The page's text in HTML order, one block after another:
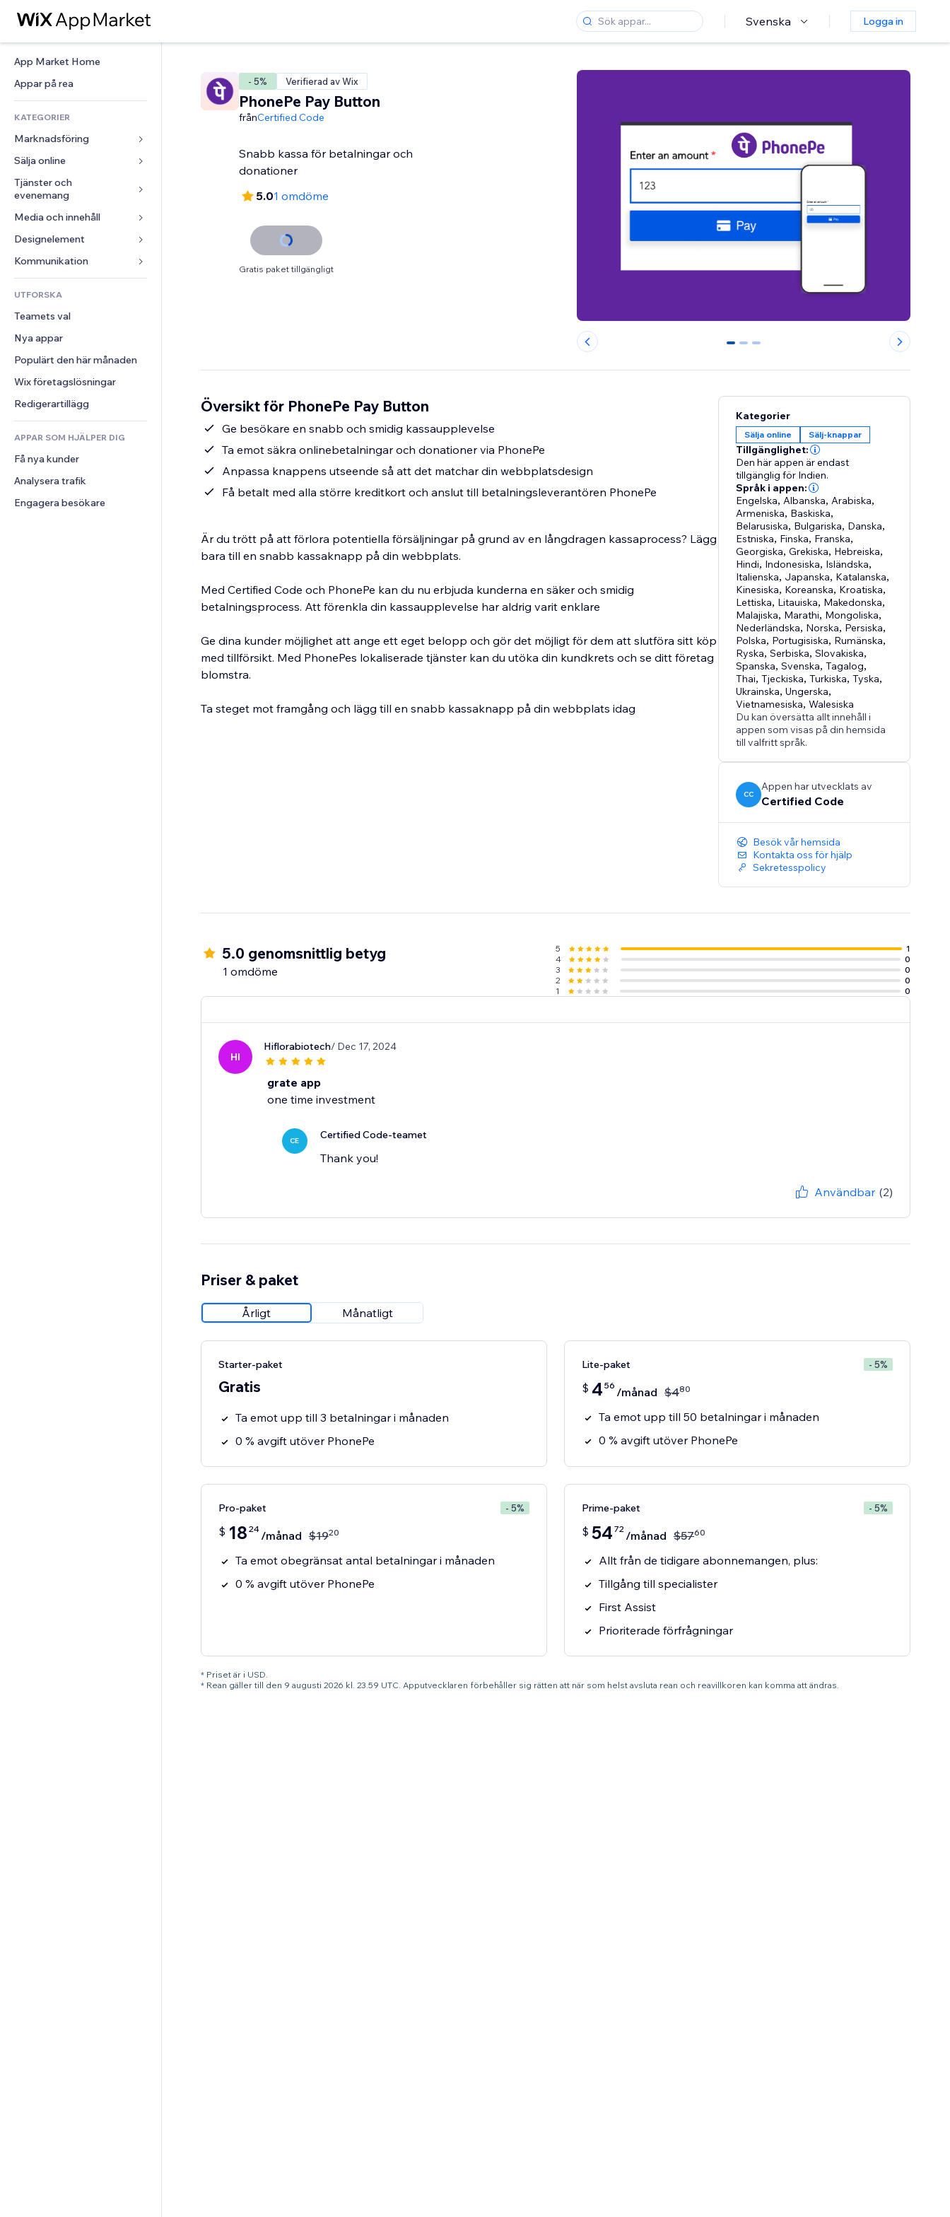
Svenska Logga in
App Market Home
Appar på rea
KATEGORIER
Marknadsföring
Annonser
Mobil
Statistik
Sociala medier
SEO
Interaktioner
Listningar
E-post
Konvertering
Sälja online
Appar för butiker
Frakt och leverans
Sälj-knappar
Onlinekurser
Beställtryck
Redovisning
Kuponger och lojalitet
Lagerlösningar
Dropshipping
Priser och abonnemang
Crowdfunding
Mat och dryck
Tjänster och
evenemang
Hotell
Evenemang
Restauranger
Fastigheter
Bokningar
Media och innehåll
Galleri
Musik
Podcasts
Fotografering
Video
PDF
Fildelning
Nyheter
Designelement
Kartor och navigering
Integritet och säkerhet
Klocka
Sidmallar
Bildeffekter
Knappar och menyer
Banners och märken
Kalkylatorer
Sök
Väder
Diagram och tabeller
Formulär
Undersökningar
Chatt
Kommentarer
Telefon
Community
Omdömen och recensioner
CRM
UTFORSKA
Teamets val
Nya appar
Populärt den här månaden
Wix företagslösningar
Redigerartillägg
APPAR SOM HJÄLPER DIG
Få nya kunder
Analysera trafik
Engagera besökare
- 5% Verifierad av Wix
PhonePe Pay Button
frånCertified Code
Snabb kassa för betalningar och
donationer
5.01 omdöme
Gratis paket tillgängligt
0 1 2
Översikt för PhonePe Pay Button
Ge besökare en snabb och smidig kassaupplevelse
Ta emot säkra onlinebetalningar och donationer via PhonePe
Anpassa knappens utseende så att det matchar din webbplatsdesign
Få betalt med alla större kreditkort och anslut till betalningsleverantören PhonePe
Är du trött på att förlora potentiella försäljningar på grund av en långdragen kassaprocess? Lägg
bara till en snabb kassaknapp på din webbplats.
Med Certified Code och PhonePe kan du nu erbjuda kunderna en säker och smidig
betalningsprocess. Att förenkla din kassaupplevelse har aldrig varit enklare
Ge dina kunder möjlighet att ange ett eget belopp och gör det möjligt för dem att slutföra sitt köp
med tillförsikt. Med PhonePes lokaliserade tjänster kan du utöka din kundkrets och se ditt företag
blomstra.
Ta steget mot framgång och lägg till en snabb kassaknapp på din webbplats idag
Kategorier
Sälja online Sälj-knappar
Tillgänglighet:
Den här appen är endast
tillgänglig för Indien.
Språk i appen:
Engelska, Albanska, Arabiska,
Armeniska, Baskiska,
Belarusiska, Bulgariska, Danska,
Estniska, Finska, Franska,
Georgiska,Grekiska, Hebreiska,
Hindi, Indonesiska, Isländska,
Italienska, Japanska, Katalanska,
Kinesiska, Koreanska, Kroatiska,
Lettiska, Litauiska, Makedonska,
Malajiska, Marathi, Mongoliska,
Nederländska, Norska, Persiska,
Polska, Portugisiska, Rumänska,
Ryska,Serbiska,Slovakiska,
Spanska,Svenska,Tagalog,
Thai,Tjeckiska,Turkiska,Tyska,
Ukrainska,Ungerska,
Vietnamesiska,Walesiska
Du kan översätta allt innehåll i
appen som visas på din hemsida
till valfritt språk.
CC
Appen har utvecklats av
Certified Code
Besök vår hemsida
Kontakta oss för hjälp
Sekretesspolicy
5.0 genomsnittlig betyg
1 omdöme
5
1
4
0
3
0
2
0
1
0
HI
Hiflorabiotech/ Dec 17, 2024
grate app
one time investment
CE Certified Code-teamet
Thank you!
Användbar (2)
Priser & paket
Årligt Månatligt
Starter-paket
Gratis
Ta emot upp till 3 betalningar i månaden
0 % avgift utöver PhonePe
Lite-paket - 5%
$ 4 56 /månad $480
Ta emot upp till 50 betalningar i månaden
0 % avgift utöver PhonePe
Pro-paket - 5%
$ 18 24 /månad $1920
Ta emot obegränsat antal betalningar i månaden
0 % avgift utöver PhonePe
Prime-paket - 5%
$ 54 72 /månad $5760
Allt från de tidigare abonnemangen, plus:
Tillgång till specialister
First Assist
Prioriterade förfrågningar
* Priset är i USD.
* Rean gäller till den 9 augusti 2026 kl. 23.59 UTC. Apputvecklaren förbehåller sig rätten att när som helst avsluta rean och reavillkoren kan komma att ändras.